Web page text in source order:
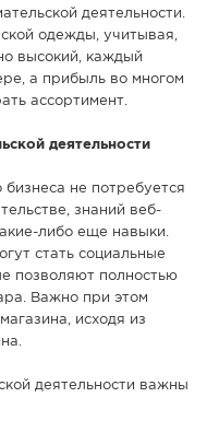
деятельности.
одежды, учитывая,
высокий, каждый
а прибыль во многом
ассортимент.
деятельности
бизнеса не потребуется
знаний веб-
либо еще навыки.
стать социальные
позволяют полностью
Важно при этом
исходя из
деятельности важны